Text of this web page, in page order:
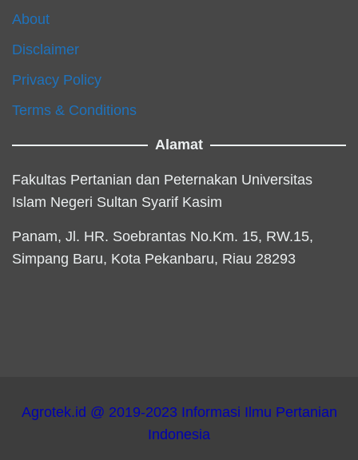
About
Disclaimer
Privacy Policy
Terms & Conditions
Alamat
Fakultas Pertanian dan Peternakan Universitas
Islam Negeri Sultan Syarif Kasim
Panam, Jl. HR. Soebrantas No.Km. 15, RW.15,
Simpang Baru, Kota Pekanbaru, Riau 28293
Agrotek.id @ 2019-2023 Informasi Ilmu Pertanian
Indonesia